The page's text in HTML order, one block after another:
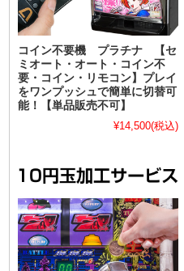
コイン不要機 プラチナ 【セ
ミオート・オート・コイン不
要・コイン・リモコン】プレイ
をワンプッシュで簡単に切替可
能！【単品販売不可】
¥14,500(税込)